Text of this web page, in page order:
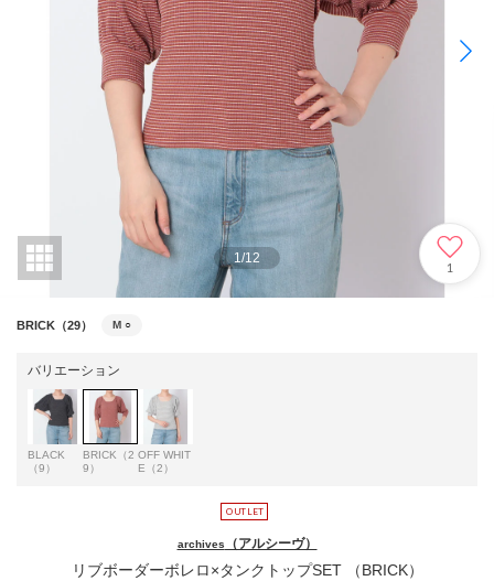
1/12
1
BRICK（29） M ○
バリエーション
BLACK
（9）
BRICK（2
9）
OFF WHIT
E（2）
archives （アルシーヴ）
リブボーダーボレロ×タンクトップSET （BRICK）